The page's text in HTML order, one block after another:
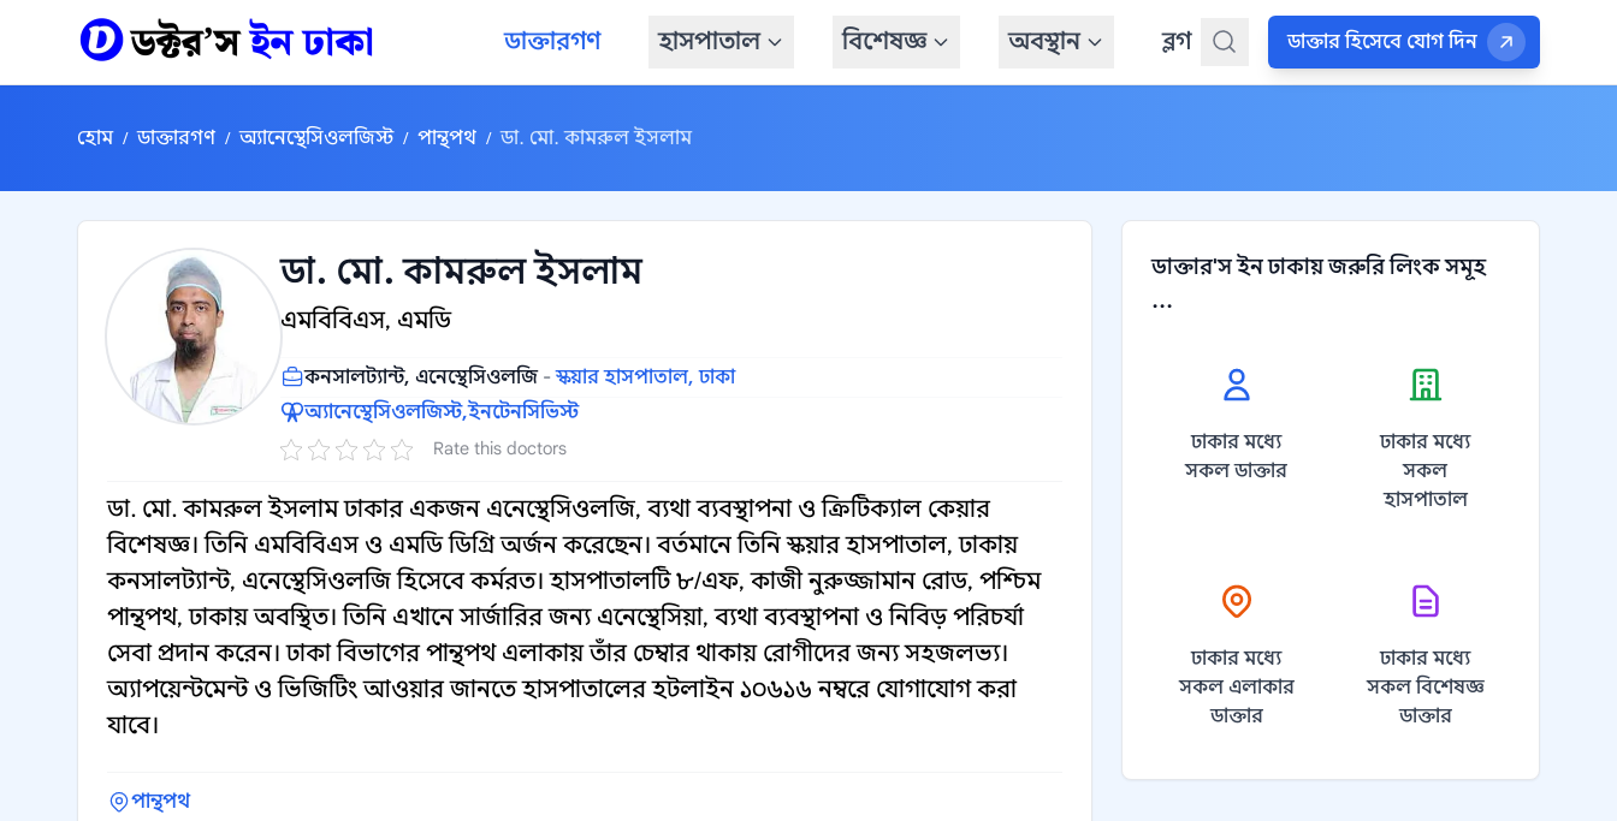
ডাক্তারগণ হাসপাতাল বিশেষজ্ঞ অবস্থান ব্লগ ডাক্তার হিসেবে যোগ দিন
হোম / ডাক্তারগণ / অ্যানেস্থেসিওলজিস্ট / পান্থপথ / ডা. মো. কামরুল ইসলাম
ডা. মো. কামরুল ইসলাম
এমবিবিএস, এমডি
কনসালট্যান্ট, এনেস্থেসিওলজি -স্কয়ার হাসপাতাল, ঢাকা
অ্যানেস্থেসিওলজিস্ট,ইনটেনসিভিস্ট
Rate this doctors
ডা. মো. কামরুল ইসলাম ঢাকার একজন এনেস্থেসিওলজি, ব্যথা ব্যবস্থাপনা ও ক্রিটিক্যাল কেয়ার
বিশেষজ্ঞ। তিনি এমবিবিএস ও এমডি ডিগ্রি অর্জন করেছেন। বর্তমানে তিনি স্কয়ার হাসপাতাল, ঢাকায়
কনসালট্যান্ট, এনেস্থেসিওলজি হিসেবে কর্মরত। হাসপাতালটি ৮/এফ, কাজী নুরুজ্জামান রোড, পশ্চিম
পান্থপথ, ঢাকায় অবস্থিত। তিনি এখানে সার্জারির জন্য এনেস্থেসিয়া, ব্যথা ব্যবস্থাপনা ও নিবিড় পরিচর্যা
সেবা প্রদান করেন। ঢাকা বিভাগের পান্থপথ এলাকায় তাঁর চেম্বার থাকায় রোগীদের জন্য সহজলভ্য।
অ্যাপয়েন্টমেন্ট ও ভিজিটিং আওয়ার জানতে হাসপাতালের হটলাইন ১০৬১৬ নম্বরে যোগাযোগ করা
যাবে।
পান্থপথ
ডাক্তার'স ইন ঢাকায় জরুরি লিংক সমূহ
...
ঢাকার মধ্যে
সকল ডাক্তার
ঢাকার মধ্যে
সকল
হাসপাতাল
ঢাকার মধ্যে
সকল এলাকার
ডাক্তার
ঢাকার মধ্যে
সকল বিশেষজ্ঞ
ডাক্তার